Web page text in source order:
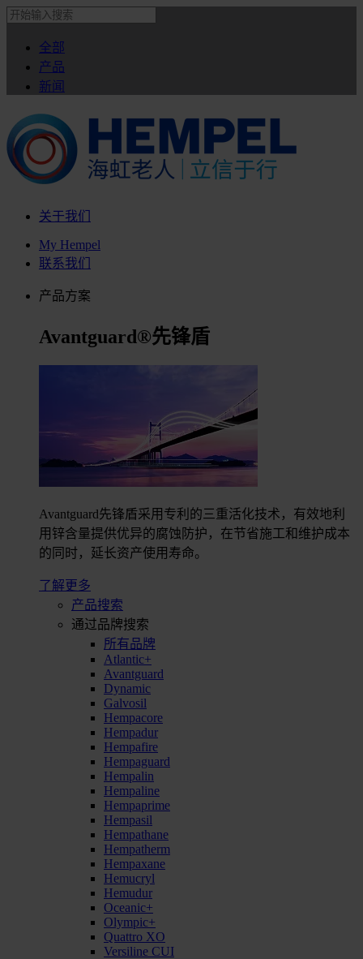
全部
产品
新闻
关于我们
My Hempel
联系我们
产品方案
Avantguard®先锋盾
Avantguard先锋盾采用专利的三重活化技术，有效地利
用锌含量提供优异的腐蚀防护，在节省施工和维护成本
的同时，延长资产使用寿命。
了解更多
产品搜索
通过品牌搜索
所有品牌
Atlantic+
Avantguard
Dynamic
Galvosil
Hempacore
Hempadur
Hempafire
Hempaguard
Hempalin
Hempaline
Hempaprime
Hempasil
Hempathane
Hempatherm
Hempaxane
Hemucryl
Hemudur
Oceanic+
Olympic+
Quattro XO
Versiline CUI